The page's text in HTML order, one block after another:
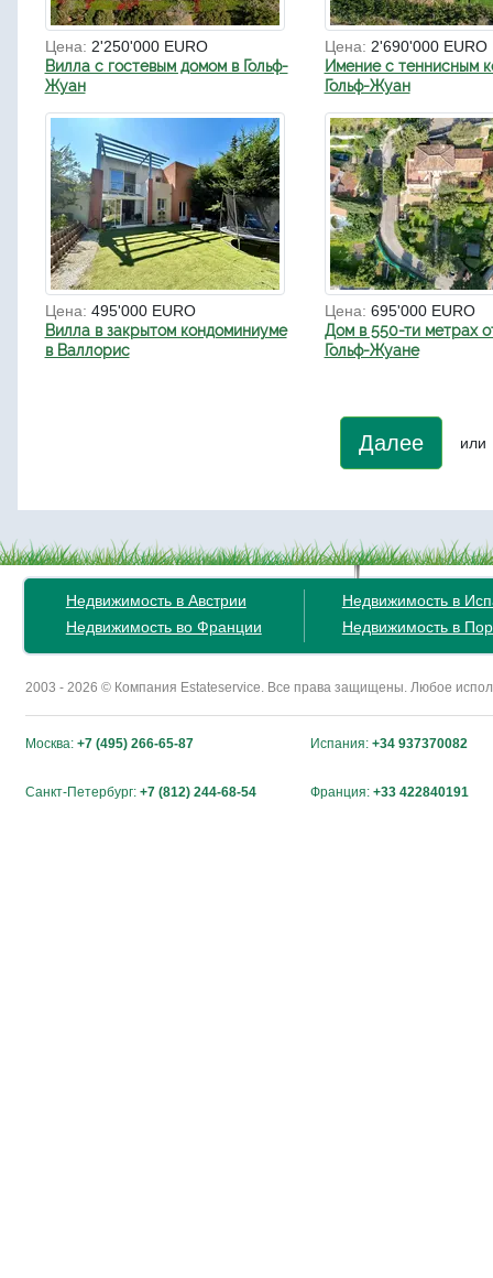
Цена: 2'250'000 EURO
Вилла с гостевым домом в Гольф-
Жуан
Цена: 2'690'000 EURO
Имение с теннисным
Гольф-Жуан
Цена: 495'000 EURO
Вилла в закрытом кондоминиуме
в Валлорис
Цена: 695'000 EURO
Дом в 550-ти метрах
Гольф-Жуане
Далее или
Недвижимость в Австрии
Недвижимость во Франции
Недвижимость в
Недвижимость в
2003 - 2026 © Компания Estateservice. Все права защищены. Любое
Москва: +7 (495) 266-65-87 Испания: +34 937370082
Санкт-Петербург: +7 (812) 244-68-54 Франция: +33 422840191